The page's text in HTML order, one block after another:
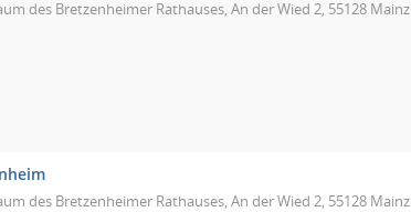
des Bretzenheimer Rathauses, An der Wied 2, 55128 Mainz
des Bretzenheimer Rathauses, An der Wied 2, 55128 Mainz